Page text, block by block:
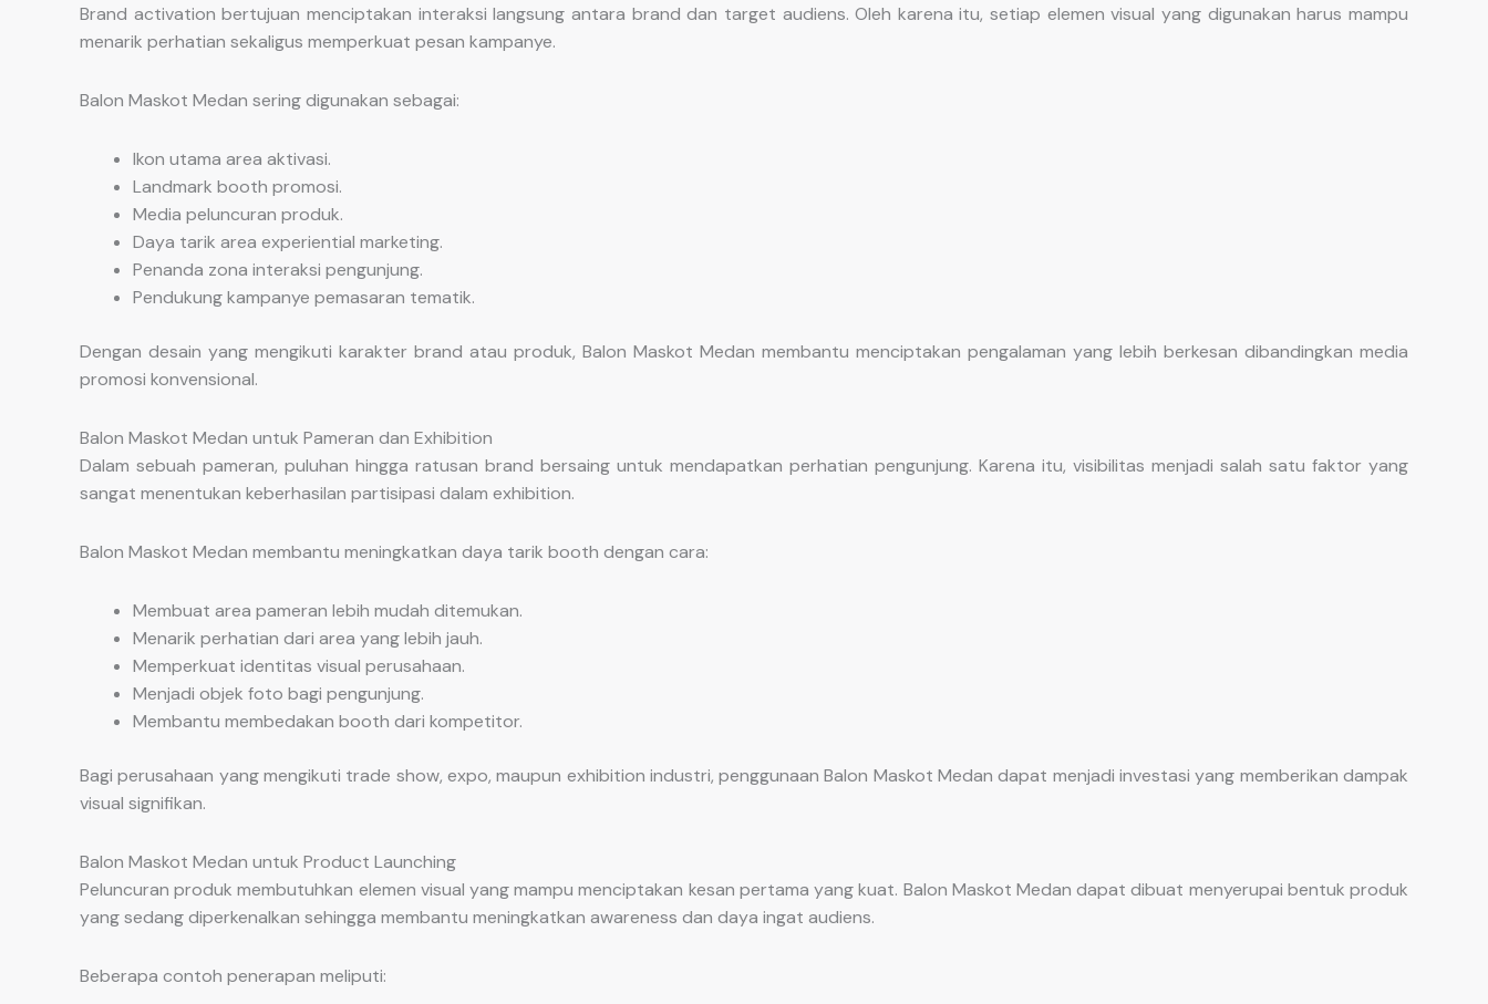
Brand activation bertujuan menciptakan interaksi langsung antara brand dan target audiens. Oleh karena itu, setiap elemen visual yang digunakan harus mampu
menarik perhatian sekaligus memperkuat pesan kampanye.
Balon Maskot Medan sering digunakan sebagai:
Ikon utama area aktivasi.
Landmark booth promosi.
Media peluncuran produk.
Daya tarik area experiential marketing.
Penanda zona interaksi pengunjung.
Pendukung kampanye pemasaran tematik.
Dengan desain yang mengikuti karakter brand atau produk, Balon Maskot Medan membantu menciptakan pengalaman yang lebih berkesan dibandingkan media
promosi konvensional.
Balon Maskot Medan untuk Pameran dan Exhibition
Dalam sebuah pameran, puluhan hingga ratusan brand bersaing untuk mendapatkan perhatian pengunjung. Karena itu, visibilitas menjadi salah satu faktor yang
sangat menentukan keberhasilan partisipasi dalam exhibition.
Balon Maskot Medan membantu meningkatkan daya tarik booth dengan cara:
Membuat area pameran lebih mudah ditemukan.
Menarik perhatian dari area yang lebih jauh.
Memperkuat identitas visual perusahaan.
Menjadi objek foto bagi pengunjung.
Membantu membedakan booth dari kompetitor.
Bagi perusahaan yang mengikuti trade show, expo, maupun exhibition industri, penggunaan Balon Maskot Medan dapat menjadi investasi yang memberikan dampak
visual signifikan.
Balon Maskot Medan untuk Product Launching
Peluncuran produk membutuhkan elemen visual yang mampu menciptakan kesan pertama yang kuat. Balon Maskot Medan dapat dibuat menyerupai bentuk produk
yang sedang diperkenalkan sehingga membantu meningkatkan awareness dan daya ingat audiens.
Beberapa contoh penerapan meliputi: